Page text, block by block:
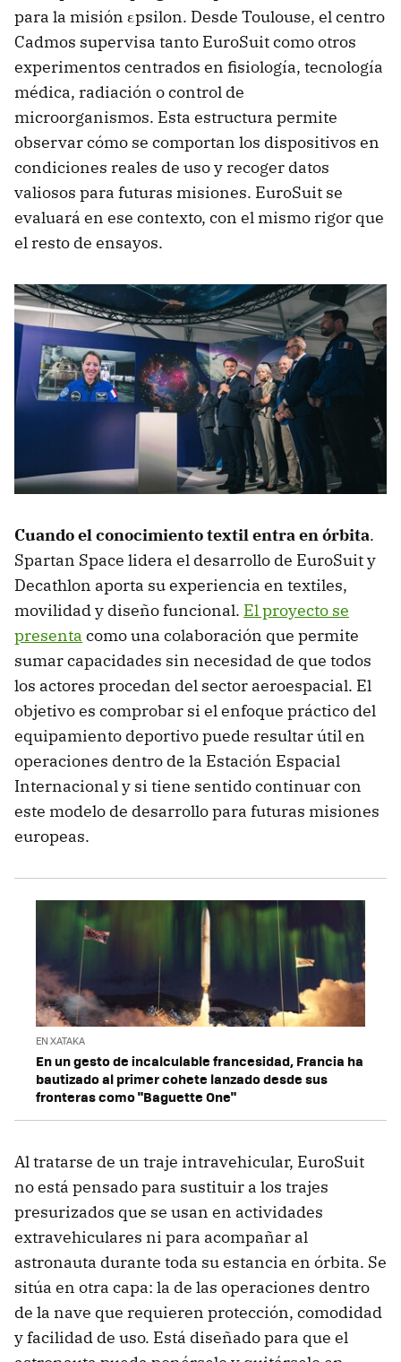
para la misión εpsilon. Desde Toulouse, el centro
Cadmos supervisa tanto EuroSuit como otros
experimentos centrados en fisiología, tecnología
médica, radiación o control de
microorganismos. Esta estructura permite
observar cómo se comportan los dispositivos en
condiciones reales de uso y recoger datos
valiosos para futuras misiones. EuroSuit se
evaluará en ese contexto, con el mismo rigor que
el resto de ensayos.
Cuando el conocimiento textil entra en órbita.
Spartan Space lidera el desarrollo de EuroSuit y
Decathlon aporta su experiencia en textiles,
movilidad y diseño funcional. El proyecto se
presenta como una colaboración que permite
sumar capacidades sin necesidad de que todos
los actores procedan del sector aeroespacial. El
objetivo es comprobar si el enfoque práctico del
equipamiento deportivo puede resultar útil en
operaciones dentro de la Estación Espacial
Internacional y si tiene sentido continuar con
este modelo de desarrollo para futuras misiones
europeas.
EN XATAKA
En un gesto de incalculable francesidad, Francia ha
bautizado al primer cohete lanzado desde sus
fronteras como "Baguette One"
Al tratarse de un traje intravehicular, EuroSuit
no está pensado para sustituir a los trajes
presurizados que se usan en actividades
extravehiculares ni para acompañar al
astronauta durante toda su estancia en órbita. Se
sitúa en otra capa: la de las operaciones dentro
de la nave que requieren protección, comodidad
y facilidad de uso. Está diseñado para que el